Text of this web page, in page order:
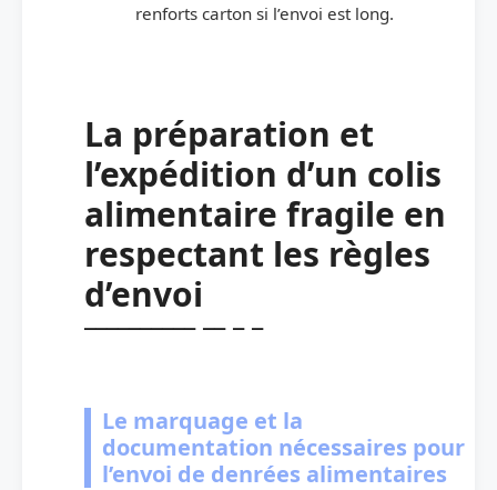
renforts carton si l’envoi est long.
La préparation et
l’expédition d’un colis
alimentaire fragile en
respectant les règles
d’envoi
Le marquage et la
documentation nécessaires pour
l’envoi de denrées alimentaires